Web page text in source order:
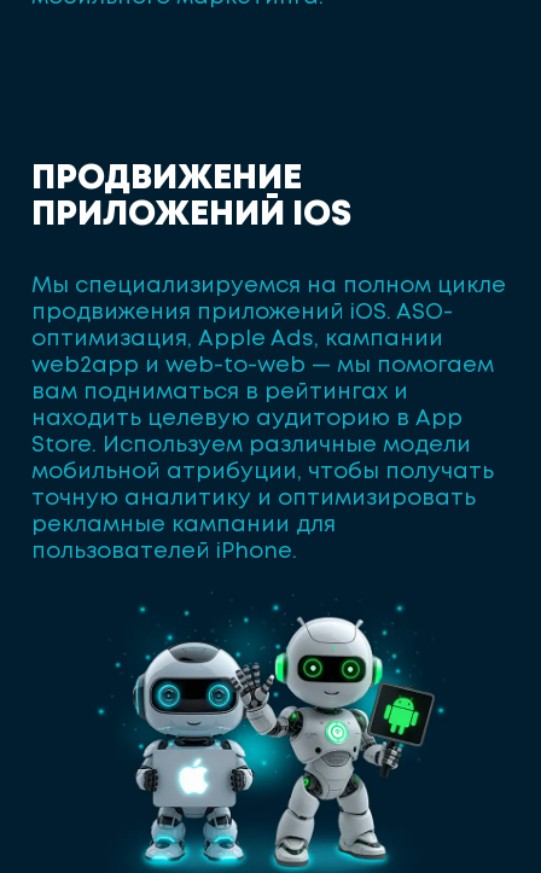
П РОДВИ ЖЕ Н И Е
П РИ Л ОЖЕ Н И Й OS
Мы специализируемся на полном цикле
продвижения приложений iOS. ASO-
оптимизация, Apple Ads, кампании
web2app и web-to-web — мы помогаем
вам подниматься в рейтингах и
находить целевую аудиторию в App
Store. Используем различные модели
мобильной атрибуции, чтобы получать
точную аналитику и оптимизировать
рекламные кампании для
пользователей iPhone.